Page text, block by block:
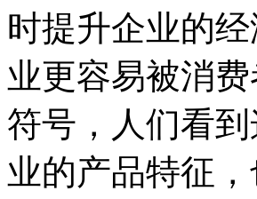
时提升企业的
业更容易被消
符号，人们看
业的产品特征